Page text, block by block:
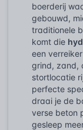
boerderij
gebouwd,
traditionele
komt die
een
grind, zand,
stortlocatie
perfecte
draai je de
verse beton
gesleep